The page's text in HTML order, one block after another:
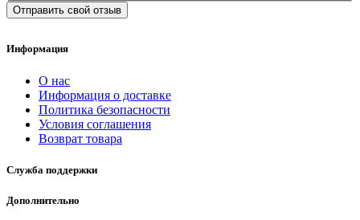
Отправить свой отзыв
Информация
О нас
Информация о доставке
Политика безопасности
Условия соглашения
Возврат товара
Служба поддержки
Дополнительно